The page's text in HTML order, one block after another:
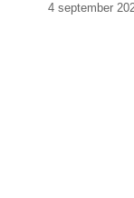
4 september